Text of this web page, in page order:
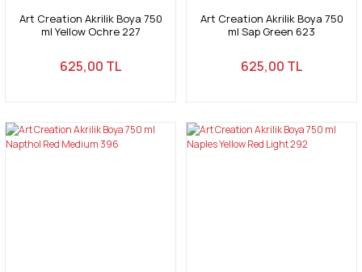
Art Creation Akrilik Boya 750
ml Yellow Ochre 227
625,00 TL
Art Creation Akrilik Boya 750
ml Sap Green 623
625,00 TL